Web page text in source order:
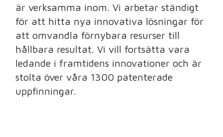
är verksamma inom. Vi arbetar ständigt
för att hitta nya innovativa lösningar för
att omvandla förnybara resurser till
hållbara resultat. Vi vill fortsätta vara
ledande i framtidens innovationer och är
stolta över våra 1300 patenterade
uppfinningar.